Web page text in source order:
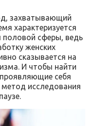
захватывающий
характеризуется
сферы, ведь
женских
сказывается на
И чтобы найти
себя
исследования